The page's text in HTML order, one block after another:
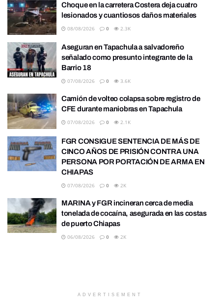
Choque en la carretera Costera deja cuatro
lesionados y cuantiosos daños materiales
08/08/2026 0 2.3K
Aseguran en Tapachula a salvadoreño
señalado como presunto integrante de la
Barrio 18
07/08/2026 0 3.6K
Camión de volteo colapsa sobre registro de
CFE durante maniobras en Tapachula
07/08/2026 0 2.1K
FGR CONSIGUE SENTENCIA DE MÁS DE
CINCO AÑOS DE PRISIÓN CONTRA UNA
PERSONA POR PORTACIÓN DE ARMA EN
CHIAPAS
07/08/2026 0 2K
MARINA y FGR incineran cerca de media
tonelada de cocaína, asegurada en las costas
de puerto Chiapas
06/08/2026 0 2K
ADVERTISEMENT